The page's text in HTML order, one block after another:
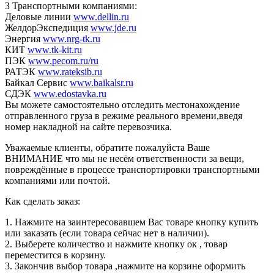
3 Транспортными компаниями:
Деловые линии www.dellin.ru
ЖелдорЭкспедиция www.jde.ru
Энергия www.nrg-tk.ru
КИТ www.tk-kit.ru
ПЭК www.pecom.ru/ru
РАТЭК www.rateksib.ru
Байкал Сервис www.baikalsr.ru
СДЭК www.edostavka.ru
Вы можете самостоятельно отследить местонахождение
отправленного груза в режиме реального времени,введя
номер накладной на сайте перевозчика.
Уважаемые клиенты, обратите пожалуйста Ваше
ВНИМАНИЕ что мы не несём ответственности за вещи,
повреждённые в процессе транспортировки транспортными
компаниями или почтой.
Как сделать заказ:
1. Нажмите на заинтересовавшем Вас товаре кнопку купить
или заказать (если товара сейчас нет в наличии).
2. Выберете количество и нажмите кнопку ок , товар
переместится в корзину.
3. Закончив выбор товара ,нажмите на корзине оформить